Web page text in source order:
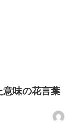
意味の花言葉